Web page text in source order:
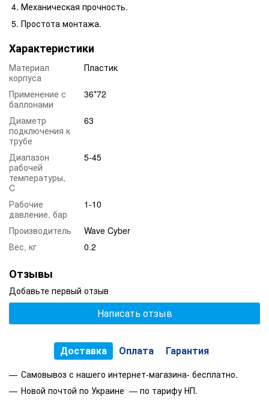
Механическая прочность.
Простота монтажа.
Характеристики
Материал
корпуса
Пластик
Применение с
баллонами
36*72
Диаметр
подключения к
трубе
63
Диапазон
рабочей
температуры,
C
5-45
Рабочие
давление, бар
1-10
Производитель
Wave Cyber
Вес, кг
0.2
Отзывы
Добавьте первый отзыв
Написать отзыв
Доставка Оплата Гарантия
Самовывоз с нашего интернет-магазина- бесплатно.
Новой почтой по Украине — по тарифу НП.